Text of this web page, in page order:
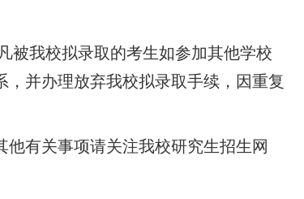
我校拟录取的考生如参加其他学校
并办理放弃我校拟录取手续，因重复
有关事项请关注我校研究生招生网